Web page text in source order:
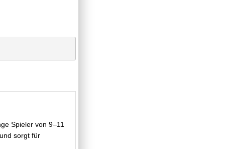
Spieler von 9–11
sorgt für